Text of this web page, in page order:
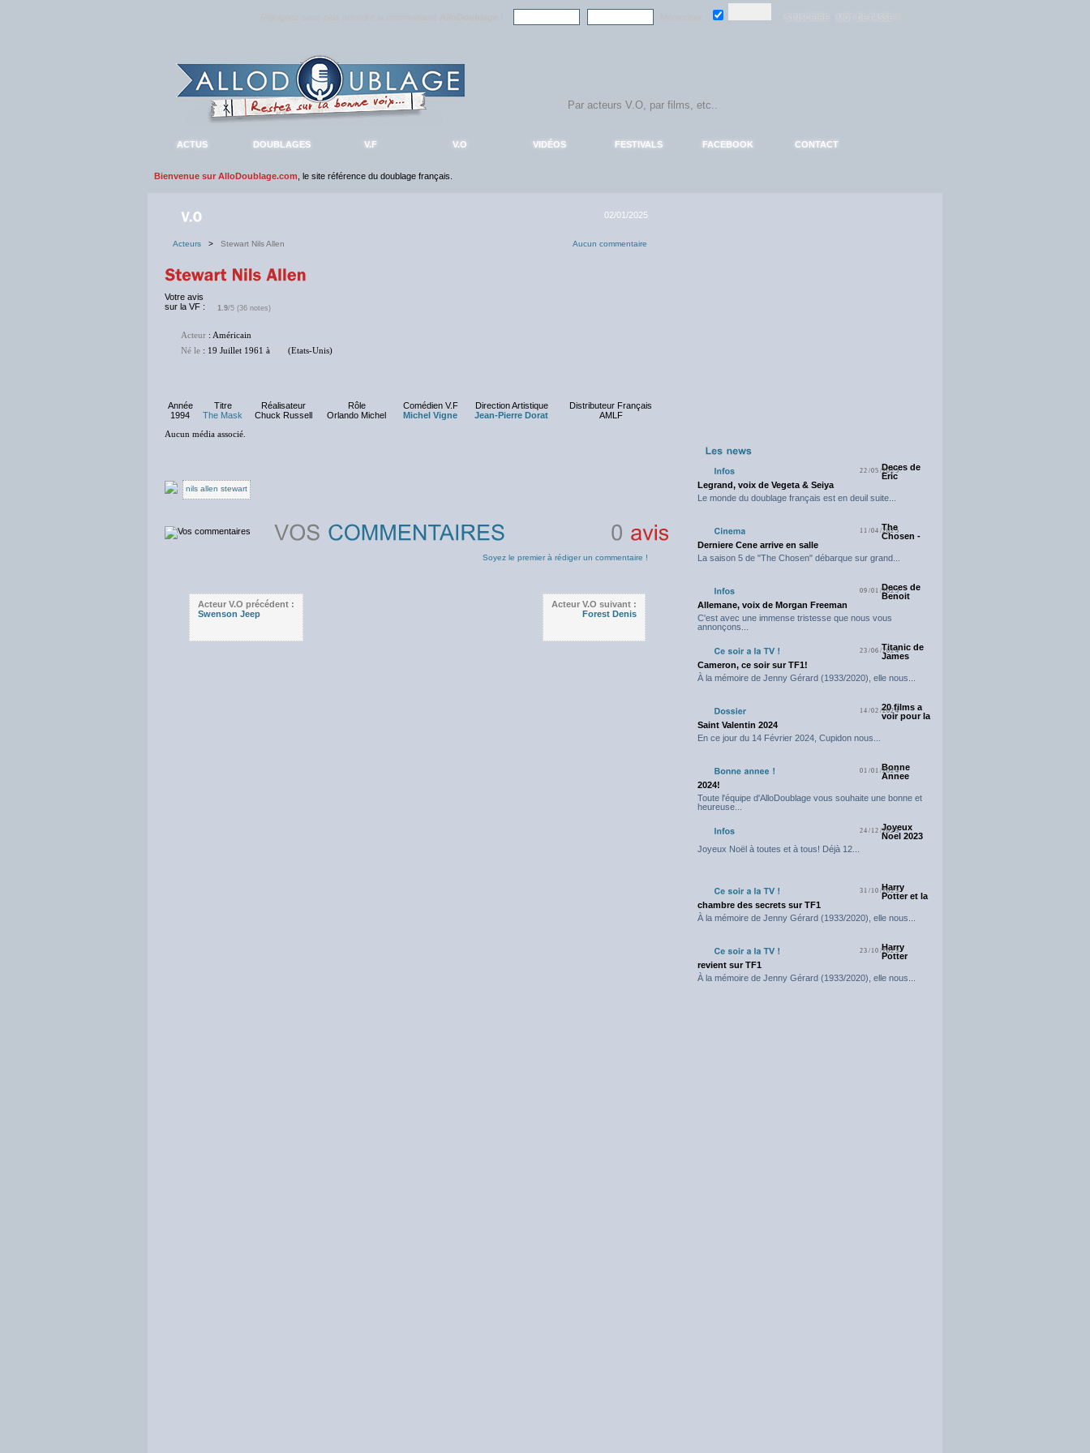
ACTUS DOUBLAGES V.F V.O VIDÉOS FESTIVALS FACEBOOK CONTACT
Bienvenue sur AlloDoublage.com , le site référence du doublage français.
02/01/2025
Acteurs > Stewart Nils Allen Aucun commentaire
Votre avis
sur la VF :
1.9/5 (36 notes)
Acteur : Américain
Né le : 19 Juillet 1961 à (Etats-Unis)
Année Titre Réalisateur Rôle Comédien V.F Direction Artistique
Distributeur Français
1994
The Mask Chuck Russell Orlando Michel Michel Vigne Jean-Pierre Dorat
AMLF
Aucun média associé.
nils allen stewart
Soyez le premier à rédiger un commentaire !
Acteur V.O précédent :
Swenson Jeep
Acteur V.O suivant :
Forest Denis
22/05/2025Deces de
Eric
Legrand, voix de Vegeta & Seiya
Le monde du doublage français est en deuil suite...
11/04/2025
The
Chosen -
Derniere Cene arrive en salle
La saison 5 de "The Chosen" débarque sur grand...
09/01/2025Deces de
Benoit
Allemane, voix de Morgan Freeman
C'est avec une immense tristesse que nous vous
annonçons...
23/06/2024Titanic de
James
Cameron, ce soir sur TF1!
À la mémoire de Jenny Gérard (1933/2020), elle nous...
14/02/202420 films a
voir pour la
Saint Valentin 2024
En ce jour du 14 Février 2024, Cupidon nous...
01/01/2024
Bonne
Annee
2024!
Toute l'équipe d'AlloDoublage vous souhaite une bonne et
heureuse...
24/12/2023
Joyeux
Noel 2023
Joyeux Noël à toutes et à tous! Déjà 12...
31/10/2023
Harry
Potter et la
chambre des secrets sur TF1
À la mémoire de Jenny Gérard (1933/2020), elle nous...
23/10/2023
Harry
Potter
revient sur TF1
À la mémoire de Jenny Gérard (1933/2020), elle nous...